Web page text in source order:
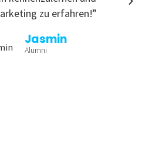
zu erfahren!”
Jasmin
Alumni